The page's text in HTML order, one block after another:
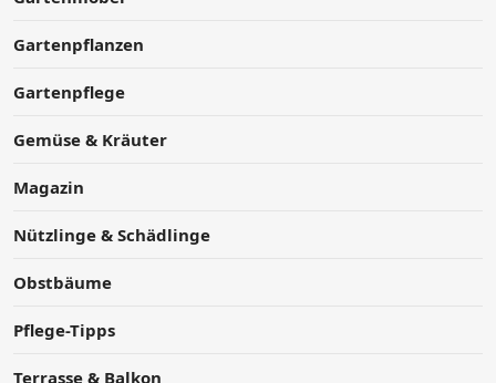
Gartenpflanzen
Gartenpflege
Gemüse & Kräuter
Magazin
Nützlinge & Schädlinge
Obstbäume
Pflege-Tipps
Terrasse & Balkon